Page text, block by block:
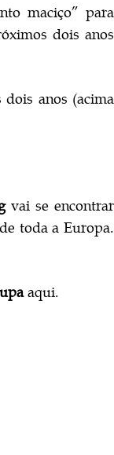
maciço” para
dois anos
anos (acima
vai se encontrar
toda a Europa.
aqui.